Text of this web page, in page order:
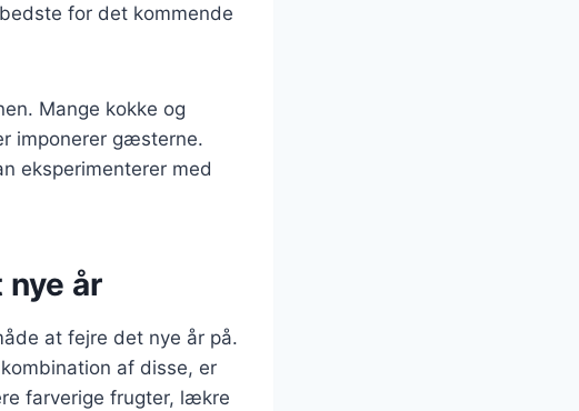
for det kommende
Mange kokke og
imponerer gæsterne.
eksperimenterer med
år
at fejre det nye år på.
af disse, er
farverige frugter, lækre